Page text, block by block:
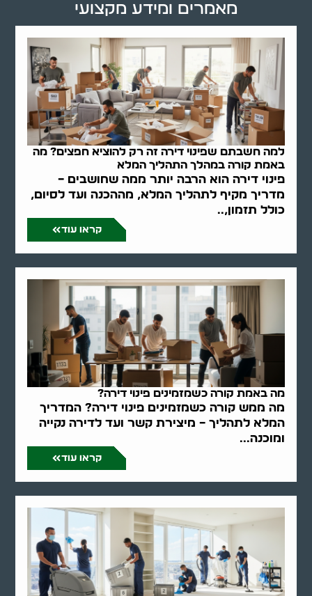
למה חשבתם שפינוי דירה זה רק להוציא חפצים? מה
באמת קורה במהלך התהליך המלא
פינוי דירה הוא הרבה יותר ממה שחושבים –
מדריך מקיף לתהליך המלא, מההכנה ועד לסיום,
כולל תזמון,..
קראו עוד
מה באמת קורה כשמזמינים פינוי דירה?
מה ממש קורה כשמזמינים פינוי דירה? המדריך
המלא לתהליך – מיצירת קשר ועד לדירה נקייה
ומוכנה...
קראו עוד
מאמרים ומידע מקצועי